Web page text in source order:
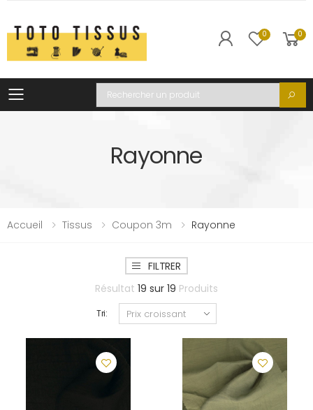
0 0
Toggle mobile menu
Recherche
Rayonne
Accueil Tissus Coupon 3m Rayonne
FILTRER
Résultat 19 sur 19 Produits
Tri: